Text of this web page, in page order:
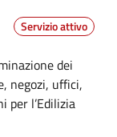
Servizio attivo
dei
negozi, uffici,
per l’Edilizia